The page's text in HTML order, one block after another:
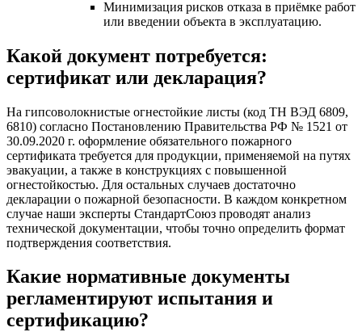
Минимизация рисков отказа в приёмке работ
или введении объекта в эксплуатацию.
Какой документ потребуется:
сертификат или декларация?
На гипсоволокнистые огнестойкие листы (код ТН ВЭД 6809,
6810) согласно Постановлению Правительства РФ № 1521 от
30.09.2020 г. оформление обязательного пожарного
сертификата требуется для продукции, применяемой на путях
эвакуации, а также в конструкциях с повышенной
огнестойкостью. Для остальных случаев достаточно
декларации о пожарной безопасности. В каждом конкретном
случае наши эксперты СтандартСоюз проводят анализ
технической документации, чтобы точно определить формат
подтверждения соответствия.
Какие нормативные документы
регламентируют испытания и
сертификацию?